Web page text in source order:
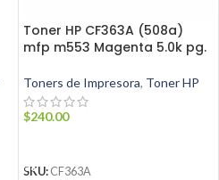
Toner HP CF363A (508a)
mfp m553 Magenta 5.0k pg.
Toners de Impresora, Toner HP
$240.00
SKU: CF363A